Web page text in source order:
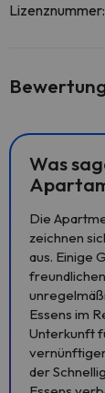
Was
Die
zeichnen
aus. Einige
Essens im
Unterkunft
der